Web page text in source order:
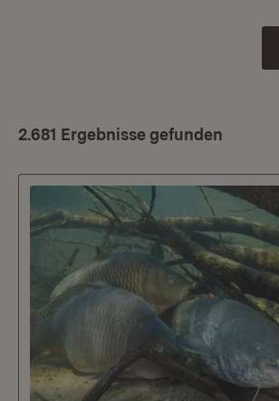
2.681 Ergebnisse gefunden